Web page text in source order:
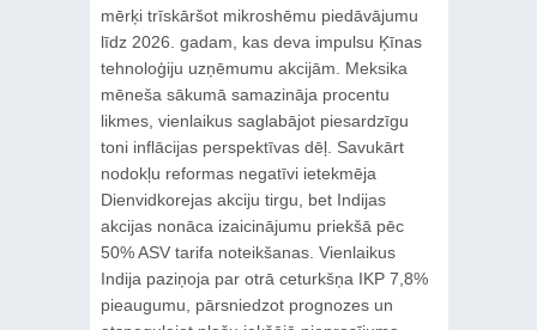
mērķi trīskāršot mikroshēmu piedāvājumu
līdz 2026. gadam, kas deva impulsu Ķīnas
tehnoloģiju uzņēmumu akcijām. Meksika
mēneša sākumā samazināja procentu
likmes, vienlaikus saglabājot piesardzīgu
toni inflācijas perspektīvas dēļ. Savukārt
nodokļu reformas negatīvi ietekmēja
Dienvidkorejas akciju tirgu, bet Indijas
akcijas nonāca izaicinājumu priekšā pēc
50% ASV tarifa noteikšanas. Vienlaikus
Indija paziņoja par otrā ceturkšņa IKP 7,8%
pieaugumu, pārsniedzot prognozes un